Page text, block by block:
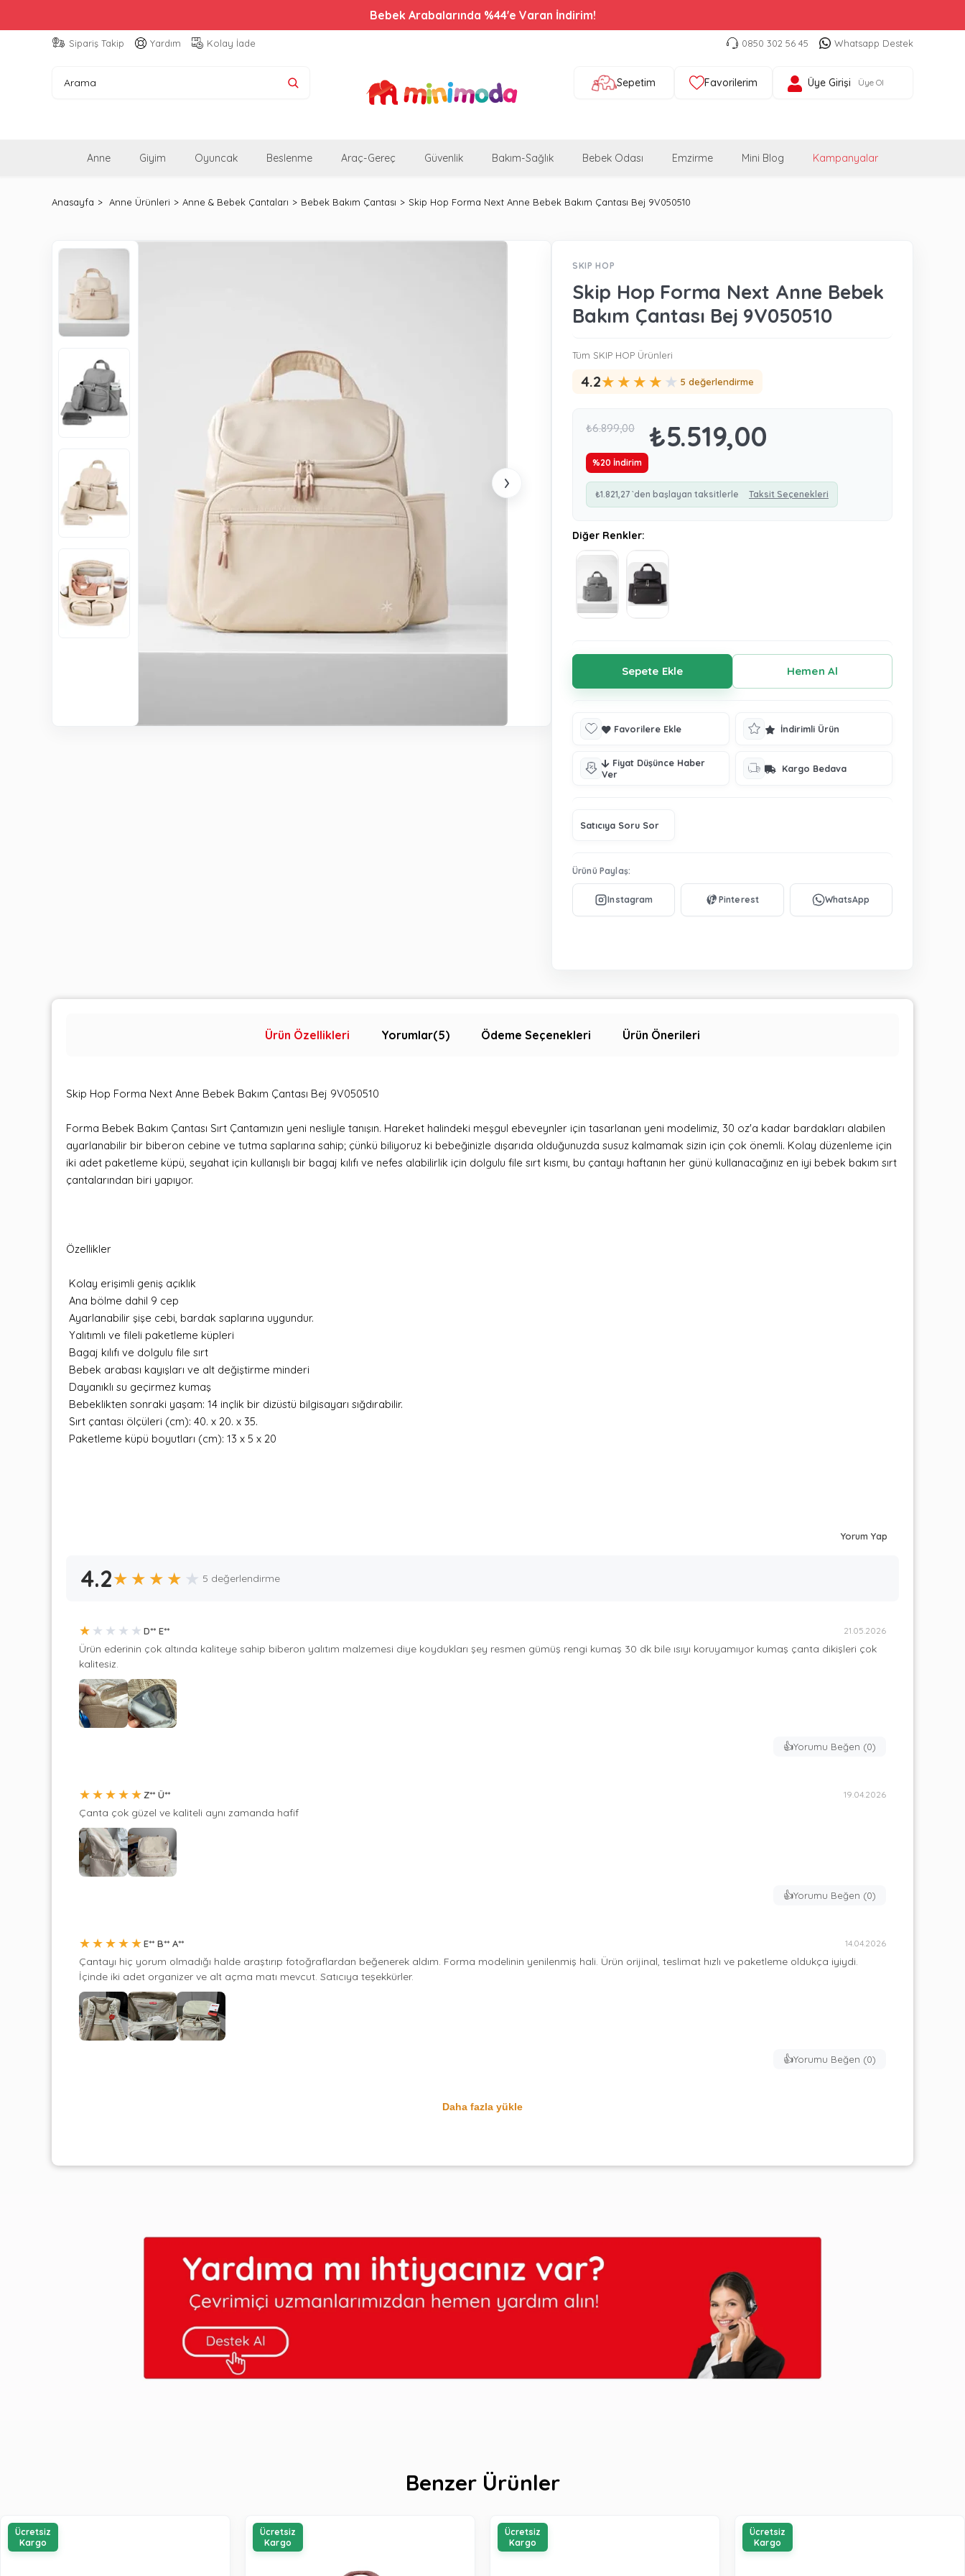
Bebek Arabalarında %44'e Varan İndirim!
Oto Koltuklarında Seçili Ürünlerde %24 İndirim!
Sipariş Takip Yardım Kolay İade 0850 302 56 45 Whatsapp Destek
Sepetim Favorilerim Üye Girişi Üye Ol
Anne Giyim Oyuncak Beslenme Araç-Gereç Güvenlik Bakım-Sağlık Bebek Odası Emzirme Mini Blog Kampanyalar
Anasayfa Anne Ürünleri Anne & Bebek Çantaları Bebek Bakım Çantası Skip Hop Forma Next Anne Bebek Bakım Çantası Bej 9V050510
›
SKIP HOP
Skip Hop Forma Next Anne Bebek
Bakım Çantası Bej 9V050510
Tüm SKIP HOP Ürünleri
4.2★★★★ ★ 5 değerlendirme
₺6.899,00 ₺5.519,00
%20 İndirim
₺1.821,27 `den başlayan taksitlerle Taksit Seçenekleri
Diğer Renkler:
Favorilere Ekle İndirimli Ürün
Fiyat Düşünce Haber
Ver
Kargo Bedava
Satıcıya Soru Sor
Ürünü Paylaş:
Ürün Özellikleri Yorumlar(5) Ödeme Seçenekleri Ürün Önerileri
Skip Hop Forma Next Anne Bebek Bakım Çantası Bej 9V050510
Forma Bebek Bakım Çantası Sırt Çantamızın yeni nesliyle tanışın. Hareket halindeki meşgul ebeveynler için tasarlanan yeni modelimiz, 30 oz'a kadar bardakları alabilen
ayarlanabilir bir biberon cebine ve tutma saplarına sahip; çünkü biliyoruz ki bebeğinizle dışarıda olduğunuzda susuz kalmamak sizin için çok önemli. Kolay düzenleme için
iki adet paketleme küpü, seyahat için kullanışlı bir bagaj kılıfı ve nefes alabilirlik için dolgulu file sırt kısmı, bu çantayı haftanın her günü kullanacağınız en iyi bebek bakım sırt
çantalarından biri yapıyor.
Özellikler
Kolay erişimli geniş açıklık
Ana bölme dahil 9 cep
Ayarlanabilir şişe cebi, bardak saplarına uygundur.
Yalıtımlı ve fileli paketleme küpleri
Bagaj kılıfı ve dolgulu file sırt
Bebek arabası kayışları ve alt değiştirme minderi
Dayanıklı su geçirmez kumaş
Bebeklikten sonraki yaşam: 14 inçlik bir dizüstü bilgisayarı sığdırabilir.
Sırt çantası ölçüleri (cm): 40. x 20. x 35.
Paketleme küpü boyutları (cm): 13 x 5 x 20
Yorum Yap
4.2★ ★ ★ ★ ★ 5 değerlendirme
★ ★ ★ ★ ★ D** E** 21.05.2026
Ürün ederinin çok altında kaliteye sahip biberon yalıtım malzemesi diye koydukları şey resmen gümüş rengi kumaş 30 dk bile ısıyı koruyamıyor kumaş çanta dikişleri çok
kalitesiz.
👍Yorumu Beğen (0)
★★★★★ Z** Ü** 19.04.2026
Çanta çok güzel ve kaliteli aynı zamanda hafif
👍Yorumu Beğen (0)
★★★★★E** B** A** 14.04.2026
Çantayı hiç yorum olmadığı halde araştırıp fotoğraflardan beğenerek aldım. Forma modelinin yenilenmiş hali. Ürün orijinal, teslimat hızlı ve paketleme oldukça iyiydi.
İçinde iki adet organizer ve alt açma matı mevcut. Satıcıya teşekkürler.
👍Yorumu Beğen (0)
Daha fazla yükle
Benzer Ürünler
Ücretsiz
Kargo
Ücretsiz
Kargo
Ücretsiz
Kargo
Ücretsiz
Kargo